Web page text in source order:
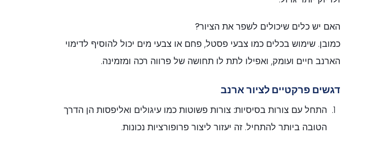
האם יש כלים שיכולים לשפר את הציור?
כמובן. שימוש בכלים כמו צבעי פסטל, פחם או צבעי מים יכול להוסיף לדימוי
הארנב חיים ועומק, ואפילו לתת לו תחושה של פרווה רכה ומזמינה.
דגשים פרקטיים לציור ארנב
התחל עם צורות בסיסיות: צורות פשוטות כמו עיגולים ואליפסות הן הדרך
הטובה ביותר להתחיל. זה יעזור ליצור פרופורציות נכונות.